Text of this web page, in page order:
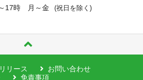
17時 月～金 (祝日を除く)
リース
お問い合わせ
免責事項